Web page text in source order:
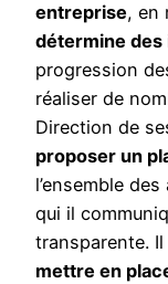
entreprise, en
détermine
progression
réaliser de
Direction de
proposer un
l’ensemble
qui il
transparente.
mettre en